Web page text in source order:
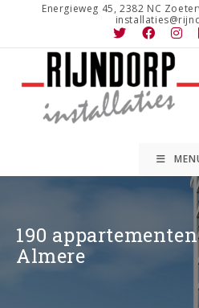
Energieweg 45, 2382 NC
190
Almere